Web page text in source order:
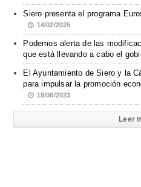
Siero presenta el programa
14/02/2025
Podemos alerta de las
que está llevando a cabo el
El Ayuntamiento de Siero y la
para impulsar la promoción
19/06/2023
Leer